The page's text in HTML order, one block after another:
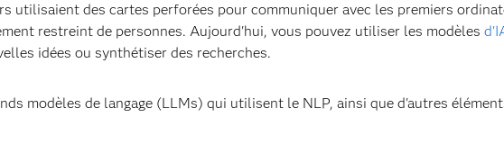
utilisaient des cartes perforées pour communiquer avec les premiers
restreint de personnes. Aujourd'hui, vous pouvez utiliser les modèles
idées ou synthétiser des recherches.
modèles de langage (LLMs) qui utilisent le NLP, ainsi que d'autres